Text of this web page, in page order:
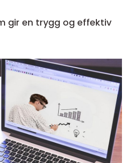
gir en trygg og effektiv